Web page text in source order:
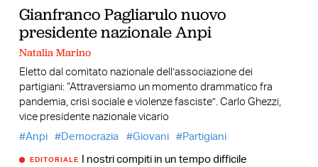
Gianfranco Pagliarulo nuovo
presidente nazionale Anpi
Natalia Marino
Eletto dal comitato nazionale dell’associazione dei
partigiani: “Attraversiamo un momento drammatico fra
pandemia, crisi sociale e violenze fasciste”. Carlo Ghezzi,
vice presidente nazionale vicario
Anpi
Democrazia Giovani Partigiani
EDITORIALE I nostri compiti in un tempo difficile